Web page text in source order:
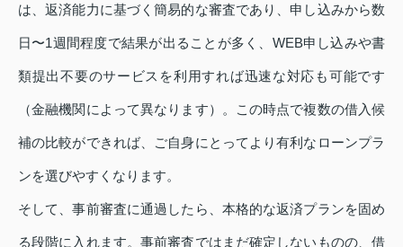
は、返済能力に基づく簡易的な審査であり、申し込みから数
日〜1週間程度で結果が出ることが多く、WEB申し込みや書
類提出不要のサービスを利用すれば迅速な対応も可能です
（金融機関によって異なります）。この時点で複数の借入候
補の比較ができれば、ご自身にとってより有利なローンプラ
ンを選びやすくなります。
そして、事前審査に通過したら、本格的な返済プランを固め
る段階に入れます。事前審査ではまだ確定しないものの、借